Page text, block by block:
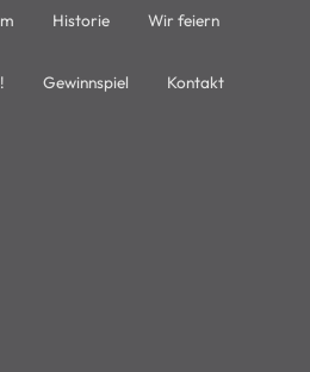
Historie Wir feiern
Gewinnspiel Kontakt